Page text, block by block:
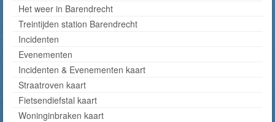
Het weer in Barendrecht
Treintijden station Barendrecht
Incidenten
Evenementen
Incidenten & Evenementen kaart
Straatroven kaart
Fietsendiefstal kaart
Woninginbraken kaart